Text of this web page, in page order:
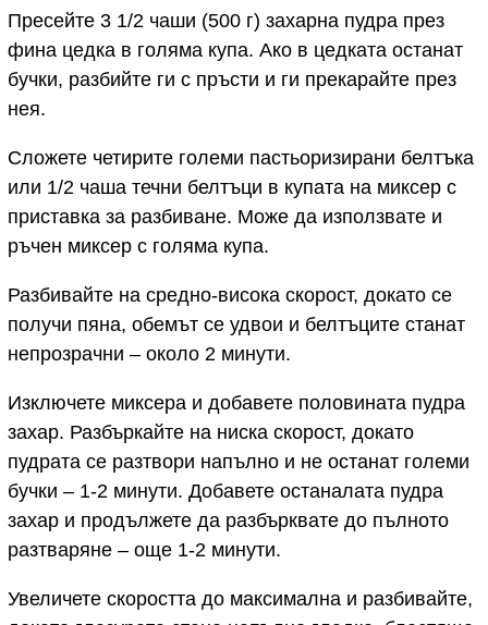
Пресейте 3 1/2 чаши (500 г) захарна пудра през
фина цедка в голяма купа. Ако в цедката останат
бучки, разбийте ги с пръсти и ги прекарайте през
нея.
Сложете четирите големи пастьоризирани белтъка
или 1/2 чаша течни белтъци в купата на миксер с
приставка за разбиване. Може да използвате и
ръчен миксер с голяма купа.
Разбивайте на средно-висока скорост, докато се
получи пяна, обемът се удвои и белтъците станат
непрозрачни – около 2 минути.
Изключете миксера и добавете половината пудра
захар. Разбъркайте на ниска скорост, докато
пудрата се разтвори напълно и не останат големи
бучки – 1-2 минути. Добавете останалата пудра
захар и продължете да разбърквате до пълното
разтваряне – още 1-2 минути.
Увеличете скоростта до максимална и разбивайте,